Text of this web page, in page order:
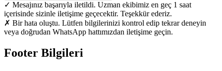
✓ Mesajınız başarıyla iletildi. Uzman ekibimiz en geç 1 saat
içerisinde sizinle iletişime geçecektir. Teşekkür ederiz.
✗ Bir hata oluştu. Lütfen bilgilerinizi kontrol edip tekrar deneyin
veya doğrudan WhatsApp hattımızdan iletişime geçin.
Footer Bilgileri